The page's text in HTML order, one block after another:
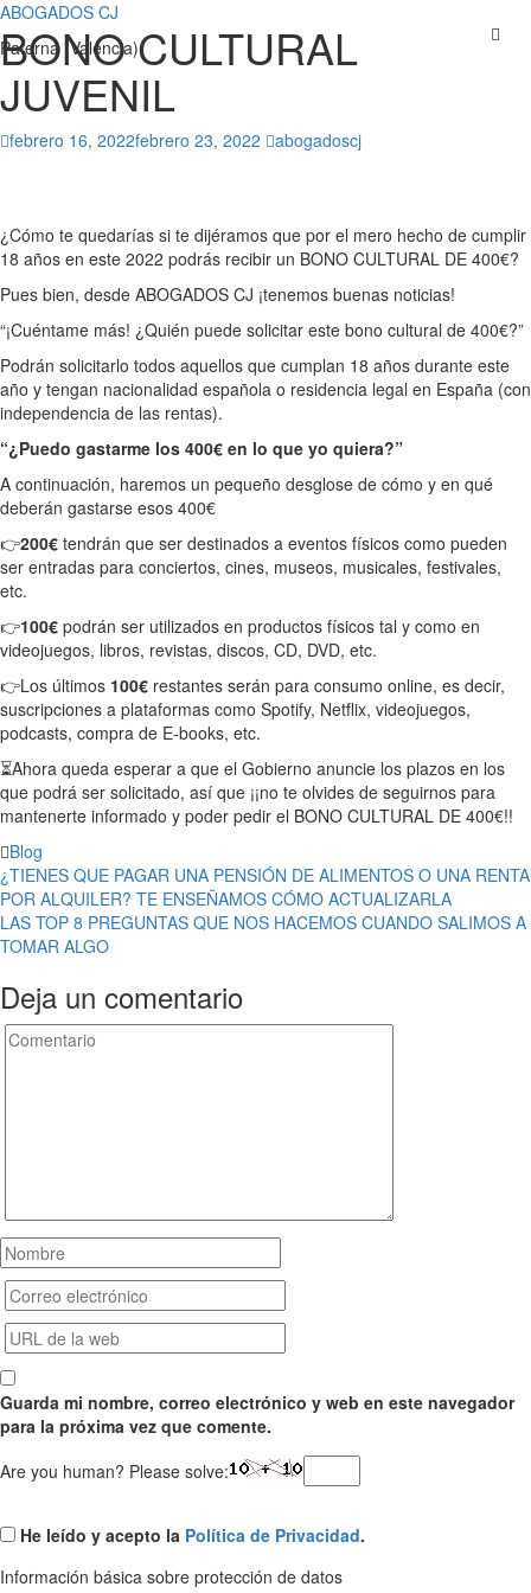
Saltar
al
contenido
ABOGADOS CJ
Paterna (Valencia)
BONO CULTURAL
JUVENIL
febrero 16, 2022febrero 23, 2022 abogadoscj
¿Cómo te quedarías si te dijéramos que por el mero hecho de cumplir
18 años en este 2022 podrás recibir un BONO CULTURAL DE 400€?
Pues bien, desde ABOGADOS CJ ¡tenemos buenas noticias!
“¡Cuéntame más! ¿Quién puede solicitar este bono cultural de 400€?”
Podrán solicitarlo todos aquellos que cumplan 18 años durante este
año y tengan nacionalidad española o residencia legal en España (con
independencia de las rentas).
“¿Puedo gastarme los 400€ en lo que yo quiera?”
A continuación, haremos un pequeño desglose de cómo y en qué
deberán gastarse esos 400€
👉200€ tendrán que ser destinados a eventos físicos como pueden
ser entradas para conciertos, cines, museos, musicales, festivales,
etc.
👉100€ podrán ser utilizados en productos físicos tal y como en
videojuegos, libros, revistas, discos, CD, DVD, etc.
👉Los últimos 100€ restantes serán para consumo online, es decir,
suscripciones a plataformas como Spotify, Netflix, videojuegos,
podcasts, compra de E-books, etc.
⏳Ahora queda esperar a que el Gobierno anuncie los plazos en los
que podrá ser solicitado, así que ¡¡no te olvides de seguirnos para
mantenerte informado y poder pedir el BONO CULTURAL DE 400€!!
Blog
Navegación
de
entradas
¿TIENES QUE PAGAR UNA PENSIÓN DE ALIMENTOS O UNA RENTA
POR ALQUILER? TE ENSEÑAMOS CÓMO ACTUALIZARLA
LAS TOP 8 PREGUNTAS QUE NOS HACEMOS CUANDO SALIMOS A
TOMAR ALGO
Deja un comentario
Guarda mi nombre, correo electrónico y web en este navegador
para la próxima vez que comente.
Are you human? Please solve:
He leído y acepto la Política de Privacidad.
Información básica sobre protección de datos